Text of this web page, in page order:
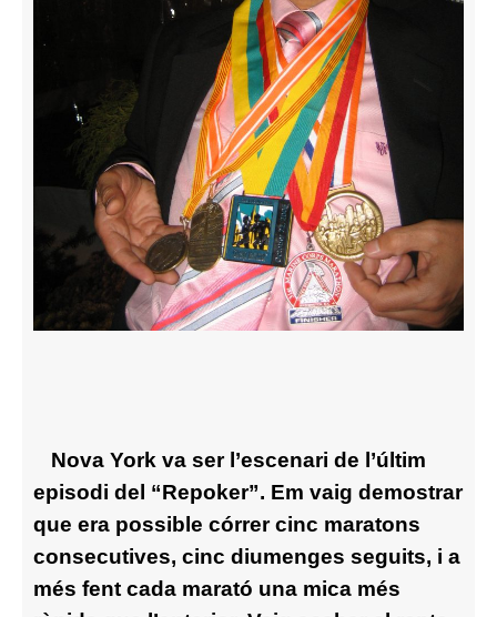
Nova York va ser l’escenari de l’últim
episodi del “Repoker”. Em vaig demostrar
que era possible córrer cinc maratons
consecutives, cinc diumenges seguits, i a
més fent cada marató una mica més